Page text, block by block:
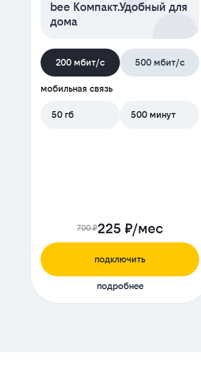
bee Компакт.Удобный для
дома
200 мбит/с 500 мбит/с
мобильная связь
50 гб 500 минут
700 ₽225 ₽/мес
подключить
подробнее